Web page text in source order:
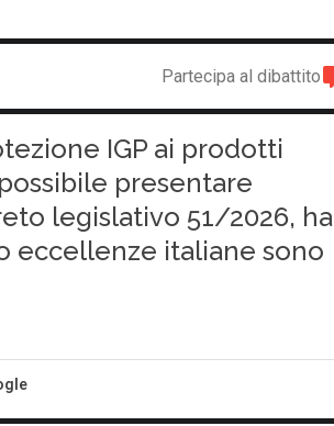
Partecipa al dibattito
IGP ai prodotti
presentare
legislativo 51/2026, ha
eccellenze italiane sono